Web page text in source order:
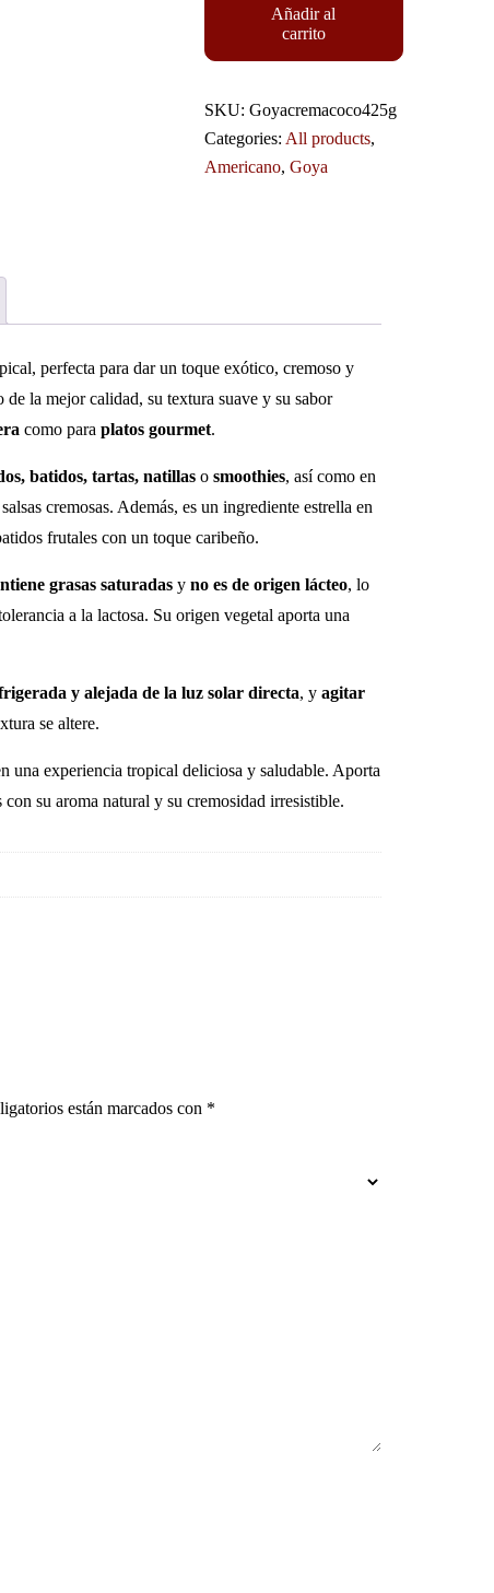
Añadir al
carrito
SKU: Goyacremacoco425g
Categories: All products,
Americano, Goya
perfecta para dar un toque exótico, cremoso y
la mejor calidad, su textura suave y su sabor
como para platos gourmet.
batidos, tartas, natillas o smoothies, así como en
cremosas. Además, es un ingrediente estrella en
frutales con un toque caribeño.
grasas saturadas y no es de origen lácteo, lo
a la lactosa. Su origen vegetal aporta una
y alejada de la luz solar directa, y agitar
se altere.
una experiencia tropical deliciosa y saludable. Aporta
su aroma natural y su cremosidad irresistible.
están marcados con *